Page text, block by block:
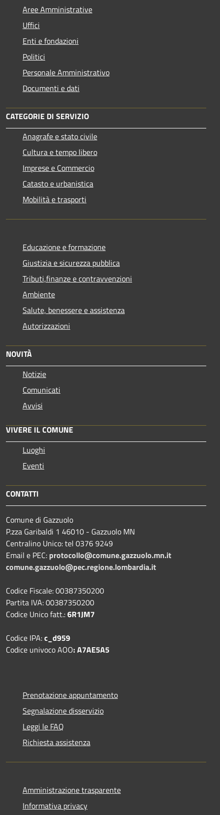
Aree Amministrative
Uffici
Enti e fondazioni
Politici
Personale Amministrativo
Documenti e dati
CATEGORIE DI SERVIZIO
Anagrafe e stato civile
Cultura e tempo libero
Imprese e Commercio
Catasto e urbanistica
Mobilità e trasporti
Educazione e formazione
Giustizia e sicurezza pubblica
Tributi,finanze e contravvenzioni
Ambiente
Salute, benessere e assistenza
Autorizzazioni
NOVITÀ
Notizie
Comunicati
Avvisi
VIVERE IL COMUNE
Luoghi
Eventi
CONTATTI
Comune di Gazzuolo
P.zza Garibaldi 1 46010 - Gazzuolo MN
Centralino Unico: tel 0376 9249
Email e PEC: protocollo@comune.gazzuolo.mn.it
comune.gazzuolo@pec.regione.lombardia.it
Codice Fiscale: 00387350200
Partita IVA: 00387350200
Codice Unico fatt.:6R1JM7
Codice IPA:c_d959
Codice univoco AOO: A7AE5A5
Prenotazione appuntamento
Segnalazione disservizio
Leggi le FAQ
Richiesta assistenza
Amministrazione trasparente
Informativa privacy